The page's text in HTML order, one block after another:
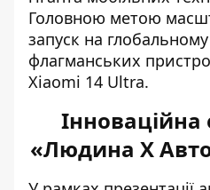
Головною метою
запуск на
флагманських
Xiaomi 14 Ultra.
Інноваційна
«Людина Х